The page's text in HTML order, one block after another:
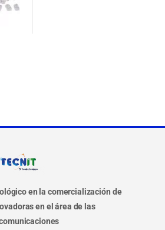
en la comercialización de
en el área de las